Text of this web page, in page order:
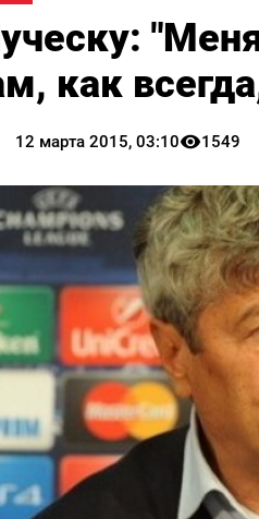
как
12 марта 2015, 03:10 1549